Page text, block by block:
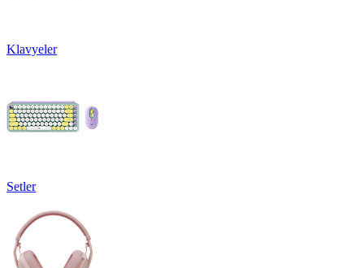
Klavyeler
Setler